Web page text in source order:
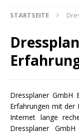
STARTSEITE
Dressplaner GmbH
Erfahrungen mit der
Internet lange
Dressplaner